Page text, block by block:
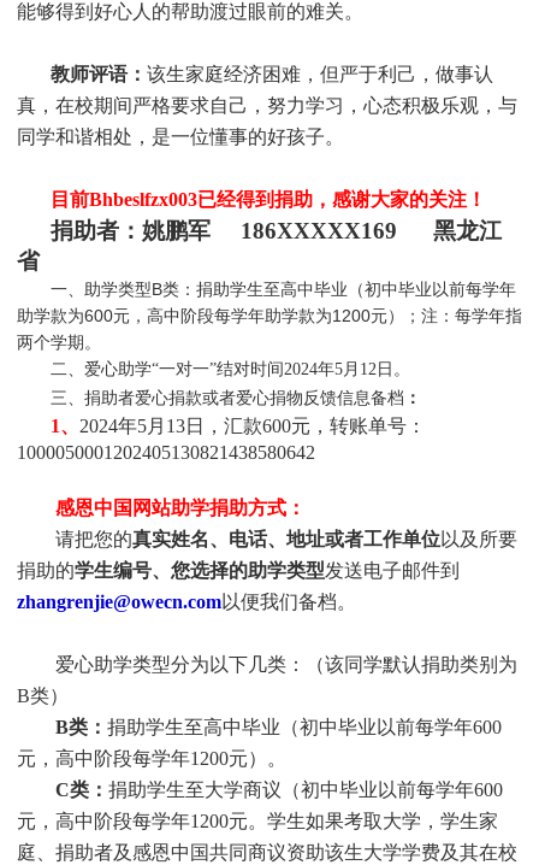
能够得到好心人的帮助渡过眼前的难关。
教师评语： 该生家庭经济困难，但严于利己，做事认
真，在校期间严格要求自己，努力学习，心态积极乐观，与
同学和谐相处，是一位懂事的好孩子。
目前Bhbeslfzx003已经得到捐助，感谢大家的关注！
捐助者：姚鹏军 186XXXXX169 黑龙江
省
一、助学类型B类：捐助学生至高中毕业（初中毕业以前每学年
助学款为600元，高中阶段每学年助学款为1200元）；注：每学年指
两个学期。
二、爱心助学“一对一”结对时间2024年5月12日。
三、捐助者爱心捐款或者爱心捐物反馈信息备档 ：
1、 2024年5月 13日，汇款600元，转账单号：
1000050001202405130821438580642
感恩中国网站助学捐助方式：
请把您的真实姓名、电话、地址或者工作单位以及所要
捐助的学生编号、您选择的助学类型发送电子邮件到
zhangrenjie@owecn.com以便我们备档。
爱心助学类型分为以下几类：（该同学默认捐助类别为
B类）
B类： 捐助学生至高中毕业（初中毕业以前每学年600
元，高中阶段每学年1200元）。
C类： 捐助学生至大学商议（初中毕业以前每学年600
元，高中阶段每学年1200元。 学生如果考取大学， 学生家
庭、捐助者及感恩中国共同商议资助该生大学学费及其在校